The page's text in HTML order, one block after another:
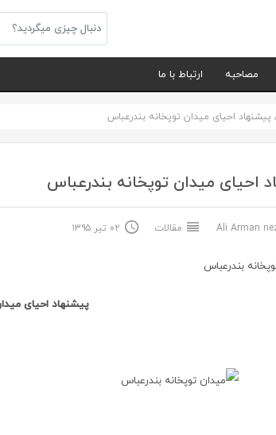
مصاحبه ارتباط با ما
پیشنهاد احیای میدان توپخانه بندرعباس
احیای میدان توپخانه بندرعباس
مقالات ۰۲ تیر ۱۳۹۵
پیشنهاد احیای